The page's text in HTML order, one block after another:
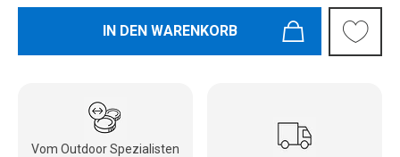
IN DEN WARENKORB
Vom Outdoor Spezialisten